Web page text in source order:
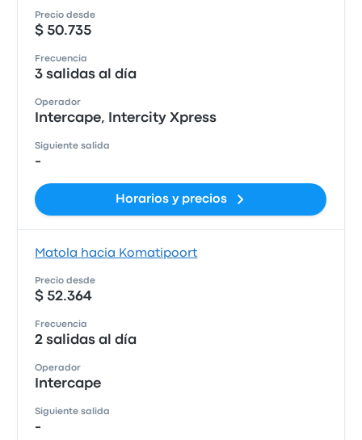
Precio desde
$ 50.735
Frecuencia
3 salidas al día
Operador
Intercape, Intercity Xpress
Siguiente salida
-
Horarios y precios
Matola hacia Komatipoort
Precio desde
$ 52.364
Frecuencia
2 salidas al día
Operador
Intercape
Siguiente salida
-